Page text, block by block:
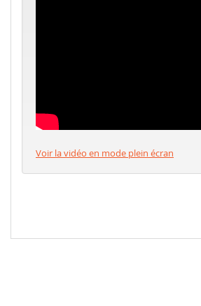
Voir la vidéo en mode plein écran